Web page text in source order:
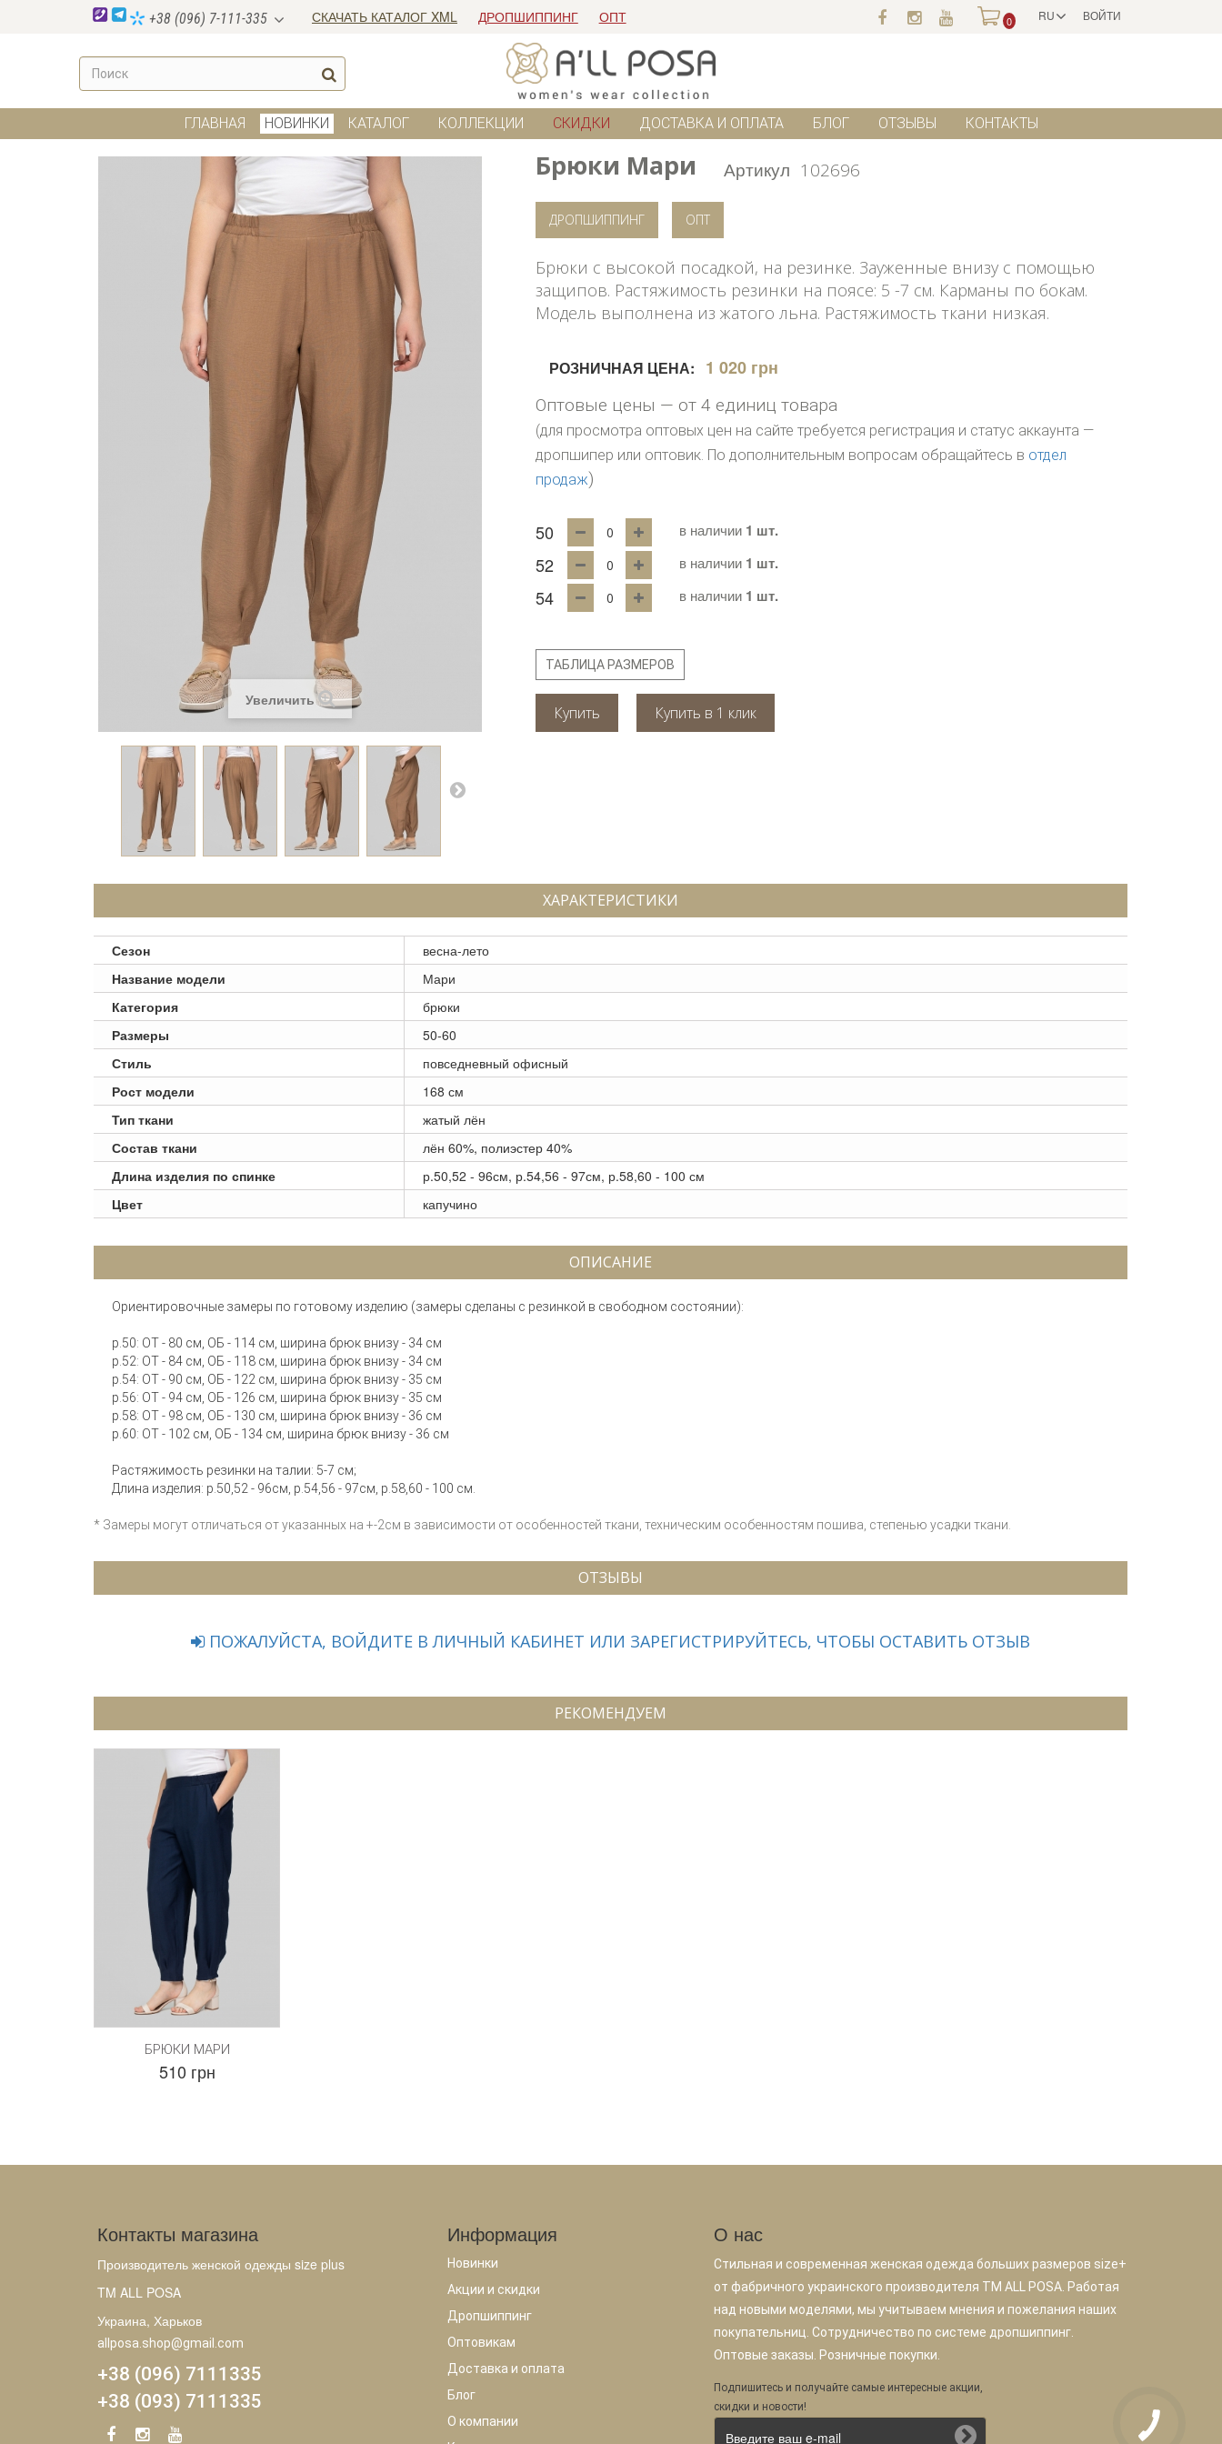
ВОЙТИ
RU
+38 (096) 7-111-335 СКАЧАТЬ КАТАЛОГ XML ДРОПШИППИНГ ОПТ 0
ГЛАВНАЯ НОВИНКИ КАТАЛОГ КОЛЛЕКЦИИ СКИДКИ ДОСТАВКА И ОПЛАТА БЛОГ ОТЗЫВЫ КОНТАКТЫ
Увеличить
Брюки Мари Артикул 102696
ДРОПШИППИНГ ОПТ
Брюки с высокой посадкой, на резинке. Зауженные внизу с помощью
защипов. Растяжимость резинки на поясе: 5 -7 см. Карманы по бокам.
Модель выполнена из жатого льна. Растяжимость ткани низкая.
РОЗНИЧНАЯ ЦЕНА: 1 020 грн
Оптовые цены — от 4 единиц товара
(для просмотра оптовых цен на сайте требуется регистрация и статус аккаунта —
дропшипер или оптовик. По дополнительным вопросам обращайтесь в отдел
продаж)
50 в наличии 1 шт.
52 в наличии 1 шт.
54 в наличии 1 шт.
ТАБЛИЦА РАЗМЕРОВ
Купить
ХАРАКТЕРИСТИКИ
Сезон
весна-лето
Название модели
Мари
Категория
брюки
Размеры
50-60
Стиль
повседневный офисный
Рост модели
168 см
Тип ткани
жатый лён
Состав ткани
лён 60%, полиэстер 40%
Длина изделия по спинке
р.50,52 - 96см, р.54,56 - 97см, р.58,60 - 100 см
Цвет
капучино
ОПИСАНИЕ
Ориентировочные замеры по готовому изделию (замеры сделаны с резинкой в свободном состоянии):
р.50: ОТ - 80 см, ОБ - 114 см, ширина брюк внизу - 34 см
р.52: ОТ - 84 см, ОБ - 118 см, ширина брюк внизу - 34 см
р.54: ОТ - 90 см, ОБ - 122 см, ширина брюк внизу - 35 см
р.56: ОТ - 94 см, ОБ - 126 см, ширина брюк внизу - 35 см
р.58: ОТ - 98 см, ОБ - 130 см, ширина брюк внизу - 36 см
р.60: ОТ - 102 см, ОБ - 134 см, ширина брюк внизу - 36 см
Растяжимость резинки на талии: 5-7 см;
Длина изделия: р.50,52 - 96см, р.54,56 - 97см, р.58,60 - 100 см.
* Замеры могут отличаться от указанных на +-2см в зависимости от особенностей ткани, техническим особенностям пошива, степенью усадки ткани.
ОТЗЫВЫ
ПОЖАЛУЙСТА, ВОЙДИТЕ В ЛИЧНЫЙ КАБИНЕТ ИЛИ ЗАРЕГИСТРИРУЙТЕСЬ, ЧТОБЫ ОСТАВИТЬ ОТЗЫВ
РЕКОМЕНДУЕМ
БРЮКИ МАРИ
510 грн
Контакты магазина
Производитель женской одежды size plus
TM ALL POSA
Украина, Харьков
allposa.shop@gmail.com
+38 (096) 7111335
+38 (093) 7111335
Информация
Новинки
Акции и скидки
Дропшиппинг
Оптовикам
Доставка и оплата
Блог
О компании
О нас
Стильная и современная женская одежда больших размеров size+
от фабричного украинского производителя TM ALL POSA. Работая
над новыми моделями, мы учитываем мнения и пожелания наших
покупательниц. Сотрудничество по системе дропшиппинг.
Оптовые заказы. Розничные покупки.
Подпишитесь и получайте самые интересные акции,
скидки и новости!